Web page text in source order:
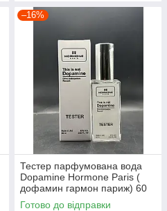
–16%
Тестер парфумована вода
Dopamine Hormone Paris (
дофамин гармон париж) 60
мл
Готово до відправки